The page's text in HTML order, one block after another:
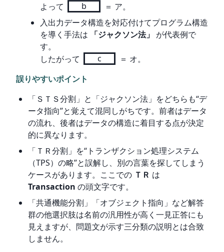
よって
b
＝ ア。
入出力データ構造を対応付けてプログラム構造
を導く手法は
「ジャクソン法」 が代表例で
す。
したがって
c
＝ オ。
誤りやすいポイント
「ＳＴＳ分割」と「ジャクソン法」をどちらも“デ
ータ指向”と覚えて混同しがちです。前者はデータ
の流れ、後者はデータの構造に着目する点が決定
的に異なります。
「ＴＲ分割」を“トランザクション処理システム
（TPS）の略”と誤解し、別の言葉を探してしまう
ケースがあります。ここでの ＴＲ は
Transaction の頭文字です。
「共通機能分割」「オブジェクト指向」など解答
群の他選択肢は名前の汎用性が高く一見正答にも
見えますが、問題文が示す三分類の説明とは合致
しません。